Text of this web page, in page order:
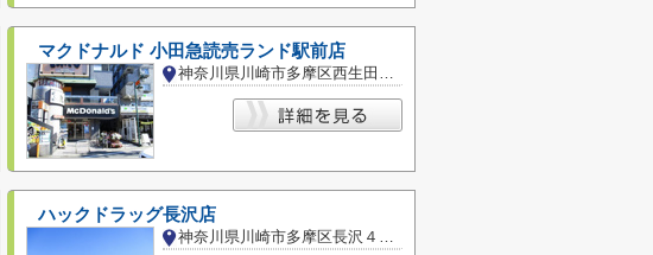
マクドナルド 小田急読売ランド駅前店
神奈川県川崎市多摩区西生田３丁目
ハックドラッグ長沢店
神奈川県川崎市多摩区長沢４丁目